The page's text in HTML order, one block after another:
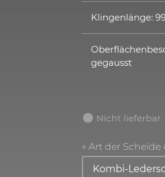
Klingenlänge:
gegausst
Nicht lieferbar
Art der Scheide